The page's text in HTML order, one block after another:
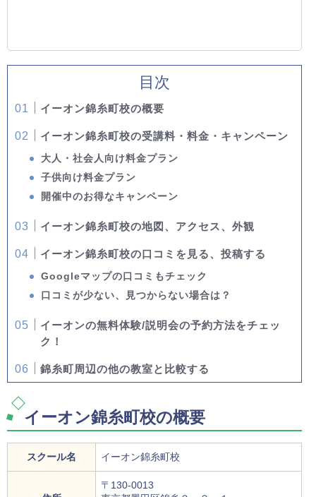
目次
イーオン錦糸町校の概要
イーオン錦糸町校の受講料・料金・キャンペーン
大人・社会人向け料金プラン
子供向け料金プラン
開催中のお得なキャンペーン
イーオン錦糸町校の地図、アクセス、外観
イーオン錦糸町校の口コミを見る、投稿する
Googleマップの口コミもチェック
口コミが少ない、見つからない場合は？
イーオンの無料体験/説明会の予約方法をチェッ
ク！
錦糸町周辺の他の教室と比較する
イーオン錦糸町校の概要
スクール名 イーオン錦糸町校
〒130-0013